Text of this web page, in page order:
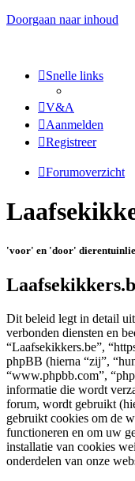
Doorgaan naar inhoud
Snelle links
V&A
Aanmelden
Registreer
Forumoverzicht
'voor' en 'door'
Dit beleid legt in detail
verbonden diensten en
“Laafsekikkers.be”,
phpBB (hierna “zij”,
“www.phpbb.com”,
informatie die wordt
forum, wordt gebruikt
gebruikt cookies om de
functioneren en om uw
installatie van cookies
onderdelen van onze